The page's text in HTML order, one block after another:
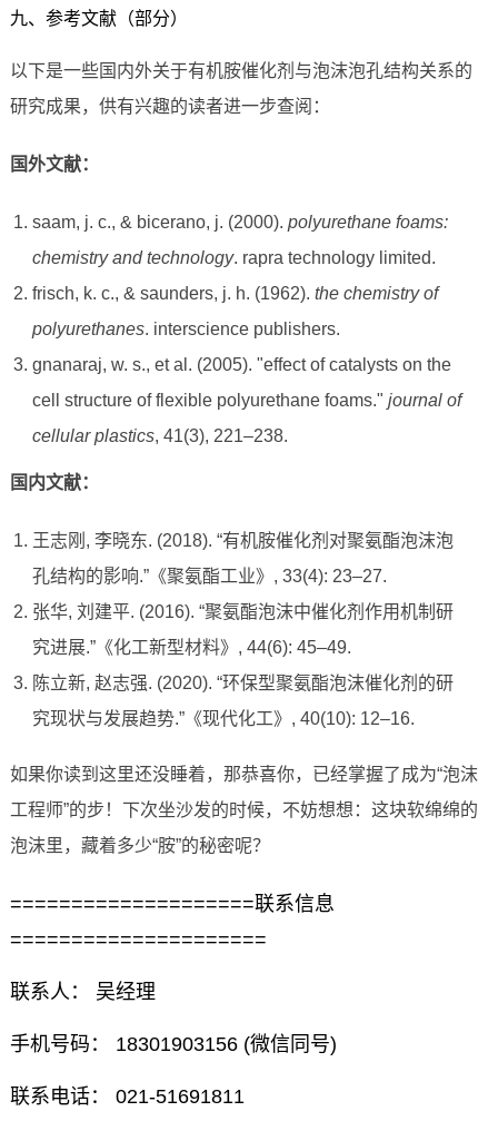
九、参考文献（部分）
以下是一些国内外关于有机胺催化剂与泡沫泡孔结构关系的
研究成果，供有兴趣的读者进一步查阅：
国外文献：
saam, j. c., & bicerano, j. (2000). polyurethane foams:
chemistry and technology. rapra technology limited.
frisch, k. c., & saunders, j. h. (1962). the chemistry of
polyurethanes. interscience publishers.
gnanaraj, w. s., et al. (2005). "effect of catalysts on the
cell structure of flexible polyurethane foams." journal of
cellular plastics, 41(3), 221–238.
国内文献：
王志刚, 李晓东. (2018). “有机胺催化剂对聚氨酯泡沫泡
孔结构的影响.”《聚氨酯工业》, 33(4): 23–27.
张华, 刘建平. (2016). “聚氨酯泡沫中催化剂作用机制研
究进展.”《化工新型材料》, 44(6): 45–49.
陈立新, 赵志强. (2020). “环保型聚氨酯泡沫催化剂的研
究现状与发展趋势.”《现代化工》, 40(10): 12–16.
如果你读到这里还没睡着，那恭喜你，已经掌握了成为“泡沫
工程师”的步！下次坐沙发的时候，不妨想想：这块软绵绵的
泡沫里，藏着多少“胺”的秘密呢？
====================联系信息
=====================
联系人： 吴经理
手机号码： 18301903156 (微信同号)
联系电话： 021-51691811